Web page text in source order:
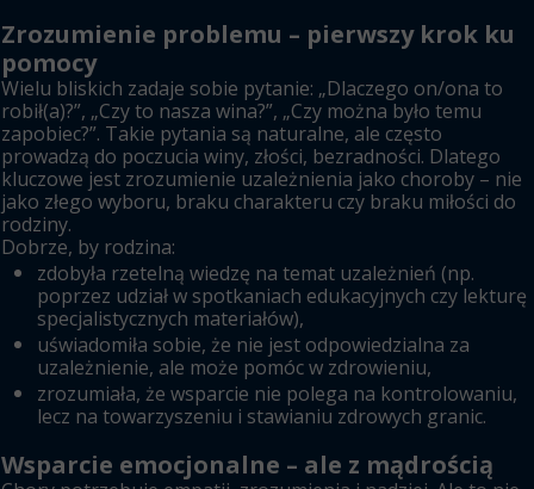
Zrozumienie problemu – pierwszy krok ku
pomocy
Wielu bliskich zadaje sobie pytanie: „Dlaczego on/ona to
robił(a)?”, „Czy to nasza wina?”, „Czy można było temu
zapobiec?”. Takie pytania są naturalne, ale często
prowadzą do poczucia winy, złości, bezradności. Dlatego
kluczowe jest zrozumienie uzależnienia jako choroby – nie
jako złego wyboru, braku charakteru czy braku miłości do
rodziny.
Dobrze, by rodzina:
zdobyła rzetelną wiedzę na temat uzależnień (np.
poprzez udział w spotkaniach edukacyjnych czy lekturę
specjalistycznych materiałów),
uświadomiła sobie, że nie jest odpowiedzialna za
uzależnienie, ale może pomóc w zdrowieniu,
zrozumiała, że wsparcie nie polega na kontrolowaniu,
lecz na towarzyszeniu i stawianiu zdrowych granic.
Wsparcie emocjonalne – ale z mądrością